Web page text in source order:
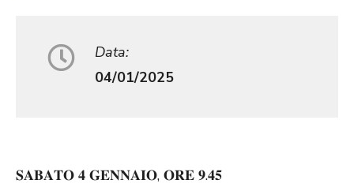
Data:
04/01/2025
𝐒𝐀𝐁𝐀𝐓𝐎 𝟒 𝐆𝐄𝐍𝐍𝐀𝐈𝐎, 𝐎𝐑𝐄 𝟗.𝟒𝟓